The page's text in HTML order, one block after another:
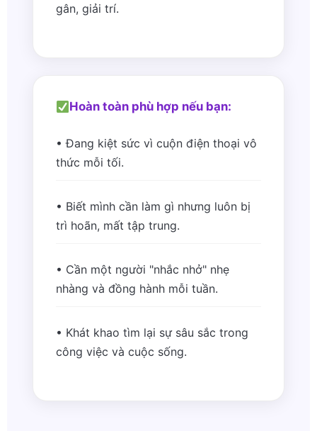
gân, giải trí.
Hoàn toàn phù hợp nếu bạn:
• Đang kiệt sức vì cuộn điện thoại vô
thức mỗi tối.
• Biết mình cần làm gì nhưng luôn bị
trì hoãn, mất tập trung.
• Cần một người "nhắc nhở" nhẹ
nhàng và đồng hành mỗi tuần.
• Khát khao tìm lại sự sâu sắc trong
công việc và cuộc sống.